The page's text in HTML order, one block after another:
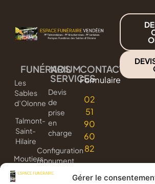
Gérer le
FUNÉRARIUM
Les
Sables
d’Olonne
Talmont-
Saint-
Hilaire
Moutiers-
les-
Mauxfaits
NOS
SERVICES
Devis
de
prise
en
charge
Configuration
monument
3D
CONTACT
Formulaire
02
51
90
60
82